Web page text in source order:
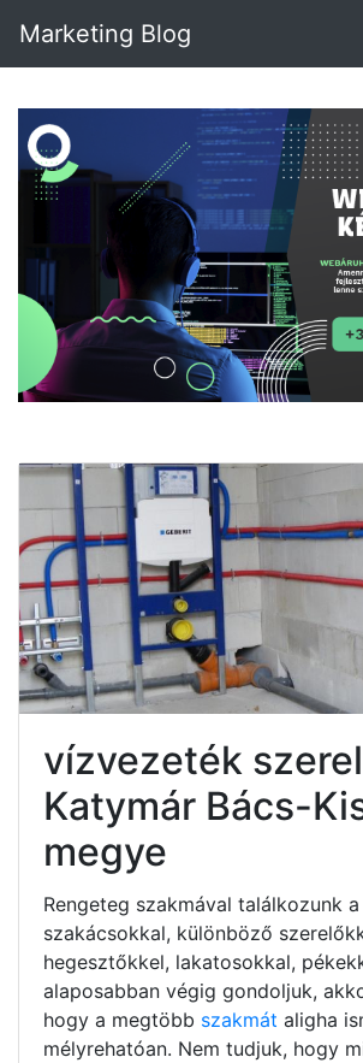
Marketing Blog
vízvezeték
Katymár Bács-
megye
Rengeteg szakmával találkozunk
szakácsokkal, különböző
hegesztőkkel, lakatosokkal,
alaposabban végig gondoljuk,
hogy a megtöbb szakmát aligha
mélyrehatóan. Nem tudjuk, hogy